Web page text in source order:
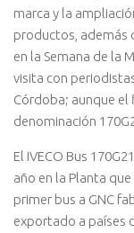
marca y la
productos, además
en la Semana de la
visita con
Córdoba; aunque el
denominación
El IVECO Bus
año en la Planta
primer bus a GNC
exportado a países